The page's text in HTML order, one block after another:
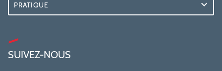
PRATIQUE
SUIVEZ-NOUS